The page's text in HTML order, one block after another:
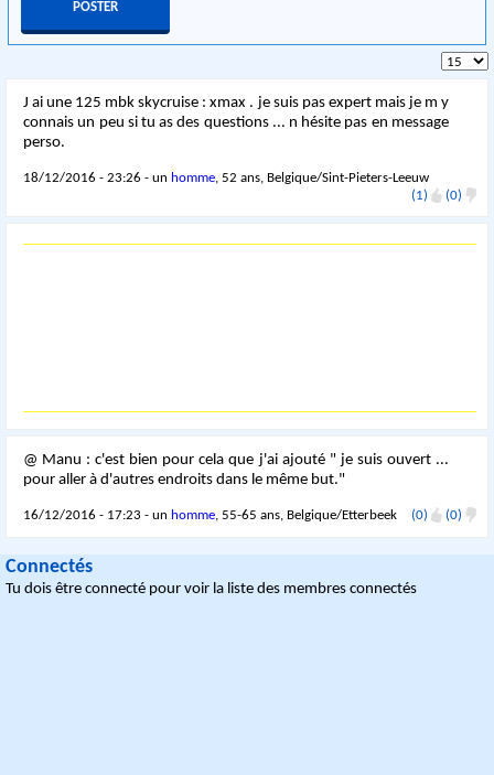
J ai une 125 mbk skycruise : xmax . je suis pas expert mais je m y
connais un peu si tu as des questions ... n hésite pas en message
perso.
18/12/2016 - 23:26 - un homme, 52 ans, Belgique/Sint-Pieters-Leeuw
(1)
(0)
@ Manu : c'est bien pour cela que j'ai ajouté " je suis ouvert ...
pour aller à d'autres endroits dans le même but."
16/12/2016 - 17:23 - un homme, 55-65 ans, Belgique/Etterbeek (0) (0)
Connectés
Tu dois être connecté pour voir la liste des membres connectés